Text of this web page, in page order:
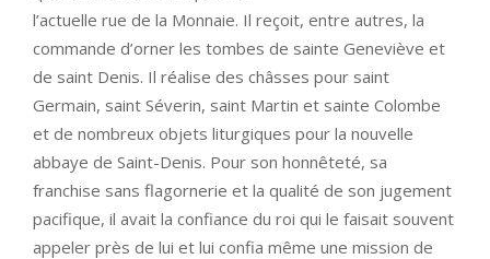
l’actuelle rue de la Monnaie. Il reçoit, entre autres, la
commande d’orner les tombes de sainte Geneviève et
de saint Denis. Il réalise des châsses pour saint
Germain, saint Séverin, saint Martin et sainte Colombe
et de nombreux objets liturgiques pour la nouvelle
abbaye de Saint-Denis. Pour son honnêteté, sa
franchise sans flagornerie et la qualité de son jugement
pacifique, il avait la confiance du roi qui le faisait souvent
appeler près de lui et lui confia même une mission de